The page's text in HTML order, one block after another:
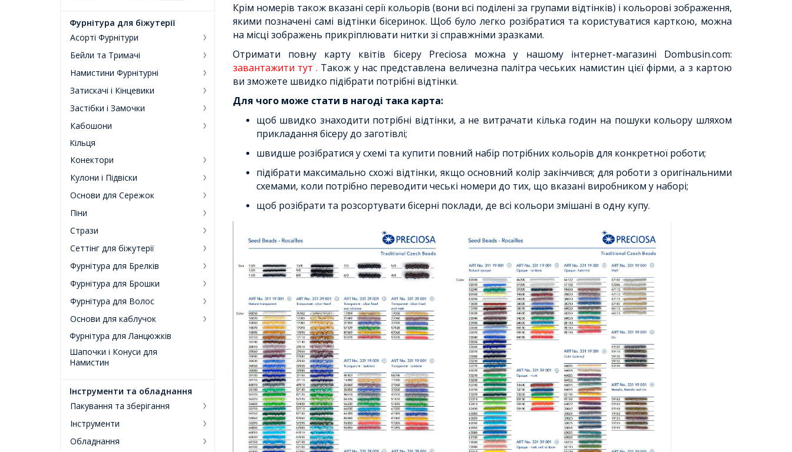
Фурнітура для біжутерії
Асорті Фурнітури
Бейли та Тримачі
Намистини Фурнітурні
Затискачі і Кінцевики
Застібки і Замочки
Кабошони
Кільця
Конектори
Кулони і Підвіски
Основи для Сережок
Піни
Стрази
Сеттінг для біжутерії
Фурнітура для Брелків
Фурнітура для Брошки
Фурнітура для Волос
Основи для каблучок
Фурнітура для Ланцюжків
Шапочки і Конуси для
Намистин
Інструменти та обладнання
Пакування та зберігання
Інструменти
Обладнання
Крім номерів також вказані серії кольорів (вони всі поділені за групами відтінків) і кольорові зображення,
якими позначені самі відтінки бісеринок. Щоб було легко розібратися та користуватися карткою, можна
на місці зображень прикріплювати нитки зі справжніми зразками.
Отримати повну карту квітів бісеру Preciosa можна у нашому інтернет-магазині Dombusin.com:
завантажити тут . Також у нас представлена ​​величезна палітра чеських намистин цієї фірми, а з картою
ви зможете швидко підібрати потрібні відтінки.
Для чого може стати в нагоді така карта:
щоб швидко знаходити потрібні відтінки, а не витрачати кілька годин на пошуки кольору шляхом
прикладання бісеру до заготівлі;
швидше розібратися у схемі та купити повний набір потрібних кольорів для конкретної роботи;
підібрати максимально схожі відтінки, якщо основний колір закінчився; для роботи з оригінальними
схемами, коли потрібно переводити чеські номери до тих, що вказані виробником у наборі;
щоб розібрати та розсортувати бісерні поклади, де всі кольори змішані в одну купу.